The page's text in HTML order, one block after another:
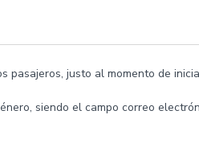
pasajeros, justo al momento de
siendo el campo correo